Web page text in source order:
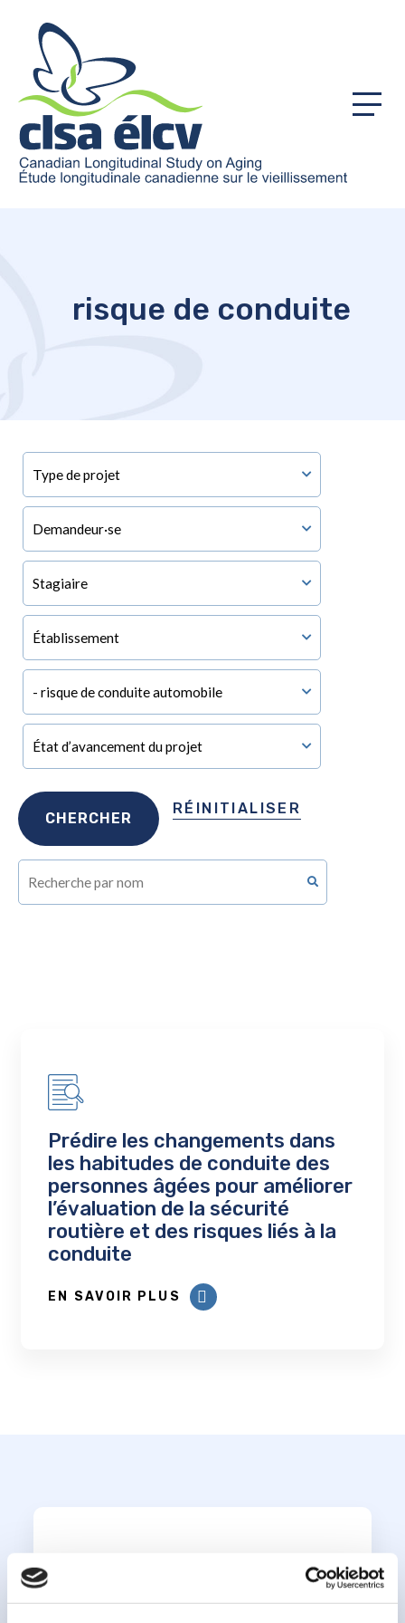
Menu
risque de conduite
RÉINITIALISER
Prédire les changements dans
les habitudes de conduite des
personnes âgées pour améliorer
l’évaluation de la sécurité
routière et des risques liés à la
conduite
EN SAVOIR PLUS
Abonnez-vous à notre